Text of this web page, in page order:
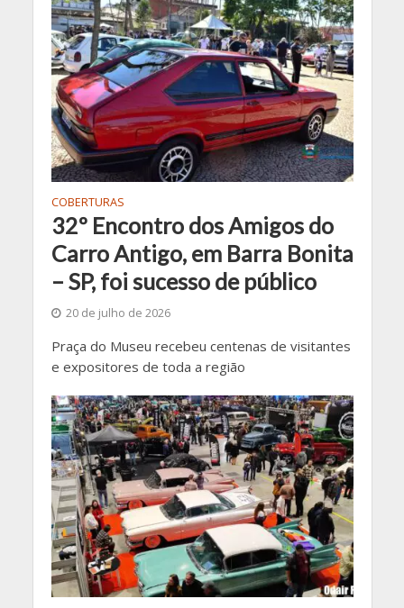
COBERTURAS
32º Encontro dos Amigos do
Carro Antigo, em Barra Bonita
– SP, foi sucesso de público
20 de julho de 2026
Praça do Museu recebeu centenas de visitantes
e expositores de toda a região